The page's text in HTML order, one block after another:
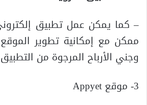
– كما يمكن عمل تطبيق
ممكن مع إمكانية تطوير
وجني الأرباح المرجوة من
3- موقع Appyet